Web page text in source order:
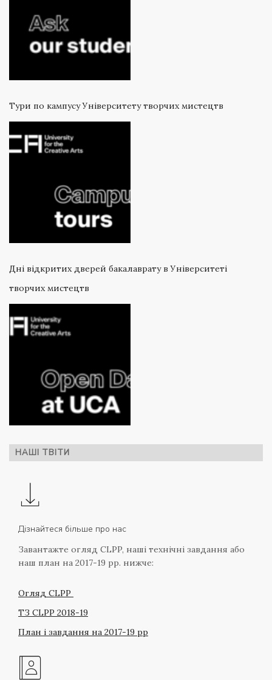
Тури по кампусу Університету творчих мистецтв
Дні відкритих дверей бакалаврату в Університеті
творчих мистецтв
НАШІ ТВІТИ
Дізнайтеся більше про нас
Завантажте огляд CLPP, наші технічні завдання або
наш план на 2017-19 рр. нижче:
Огляд CLPP
ТЗ CLPP 2018-19
План і завдання на 2017-19 рр